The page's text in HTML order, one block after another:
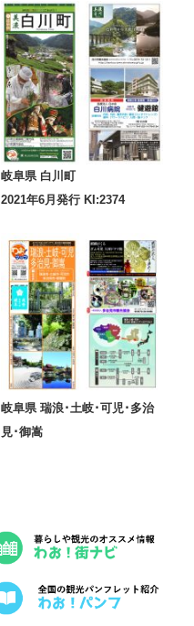
岐阜県 白川町
2021年6月発行 KI:2374
岐阜県 瑞浪･土岐･可児･多治
見･御嵩